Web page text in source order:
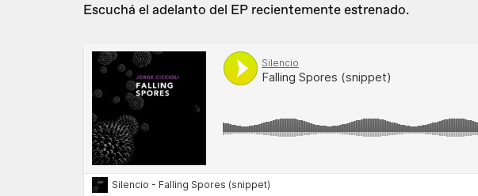
Escuchá el adelanto del EP recientemente estrenado.